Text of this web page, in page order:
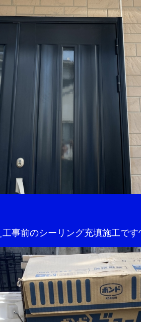
事前のシーリング充填施工です